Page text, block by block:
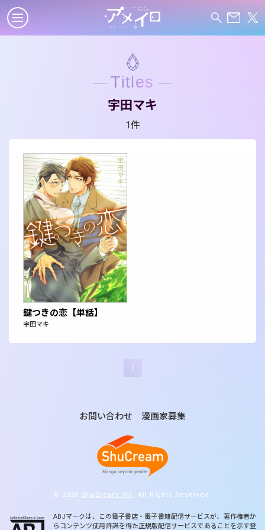
Titles
宇田マキ
1件
鍵つきの恋【単話】
宇田マキ
1
お問い合わせ 漫画家募集
© 2026 ShuCream Inc. All Rights Reserved.
ABJマークは、この電子書店・電子書籍配信サービスが、著作権者か
らコンテンツ使用許諾を得た正規版配信サービスであることを示す登